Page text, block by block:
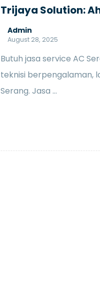
Trijaya Solution:
Admin
August 28, 2025
Butuh jasa service AC
teknisi berpengalaman,
Serang. Jasa ...